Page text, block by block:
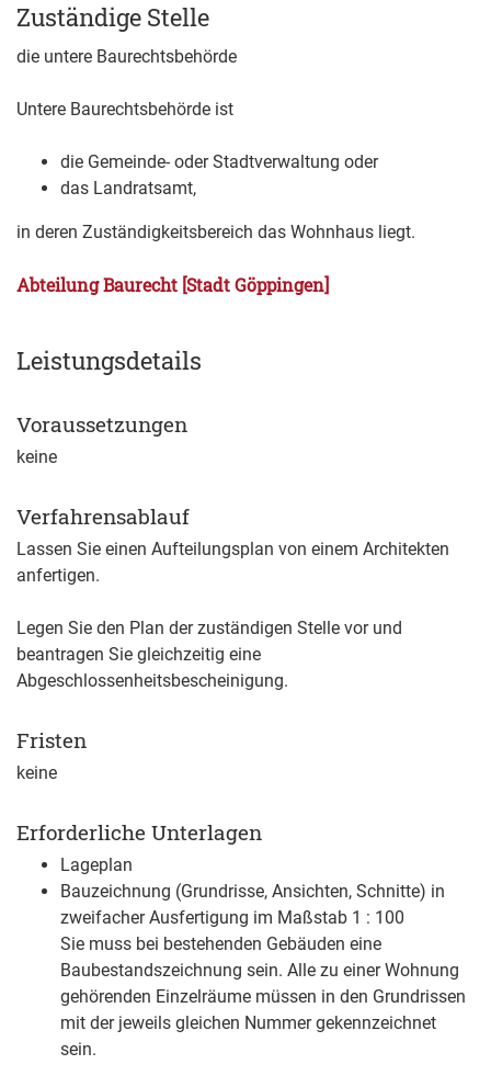
Zuständige Stelle
die untere Baurechtsbehörde
Untere Baurechtsbehörde ist
die Gemeinde- oder Stadtverwaltung oder
das Landratsamt,
in deren Zuständigkeitsbereich das Wohnhaus liegt.
Abteilung Baurecht [Stadt Göppingen]
Leistungsdetails
Voraussetzungen
keine
Verfahrensablauf
Lassen Sie einen Aufteilungsplan von einem Architekten
anfertigen.
Legen Sie den Plan der zuständigen Stelle vor und
beantragen Sie gleichzeitig eine
Abgeschlossenheitsbescheinigung.
Fristen
keine
Erforderliche Unterlagen
Lageplan
Bauzeichnung (Grundrisse, Ansichten, Schnitte) in
zweifacher Ausfertigung im Maßstab 1 : 100
Sie muss bei bestehenden Gebäuden eine
Baubestandszeichnung sein. Alle zu einer Wohnung
gehörenden Einzelräume müssen in den Grundrissen
mit der jeweils gleichen Nummer gekennzeichnet
sein.